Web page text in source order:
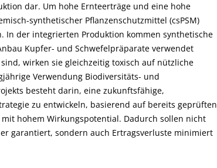
dar. Um hohe Ernteerträge und eine hohe
synthetischer Pflanzenschutzmittel (csPSM)
In der integrierten Produktion kommen synthetische
Kupfer- und Schwefelpräparate verwendet
wirken sie gleichzeitig toxisch auf nützliche
Verwendung Biodiversitäts- und
besteht darin, eine zukunftsfähige,
zu entwickeln, basierend auf bereits geprüften
hohem Wirkungspotential. Dadurch sollen nicht
garantiert, sondern auch Ertragsverluste minimiert